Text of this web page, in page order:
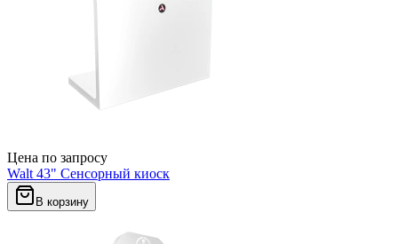
Цена по запросу
Walt 43" Сенсорный киоск
В корзину